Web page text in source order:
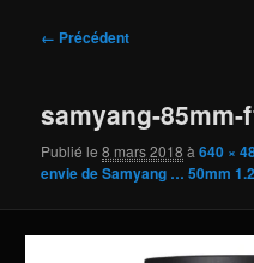
Navigation
← Précédent
samyang-85mm-
Publié le8 mars 2018 à640 ×
envie de Samyang … 50mm